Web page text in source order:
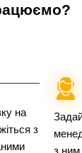
на
з
з ним